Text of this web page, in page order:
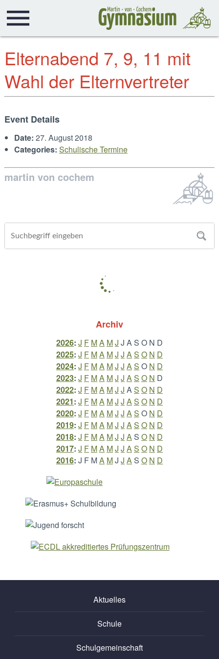
Elternabend 7, 9, 11 mit
Wahl der Elternvertreter
Event Details
Date: 27. August 2018
Categories: Schulische Termine
martin von cochem
Archiv
2026: J F MA MJ J AS O N D
2025: J F MA MJ J AS O N D
2024: J F MA MJ J AS O N D
2023: J F MA MJ J AS O N D
2022: J F MA MJ J AS O N D
2021: J F MA MJ J AS O N D
2020: J F MA MJ J AS O N D
2019: J F MA MJ J AS O N D
2018: J F MA MJ J AS O N D
2017: J F MA MJ J AS O N D
2016: J F MA MJ J AS O N D
Aktuelles
Schule
Schulgemeinschaft